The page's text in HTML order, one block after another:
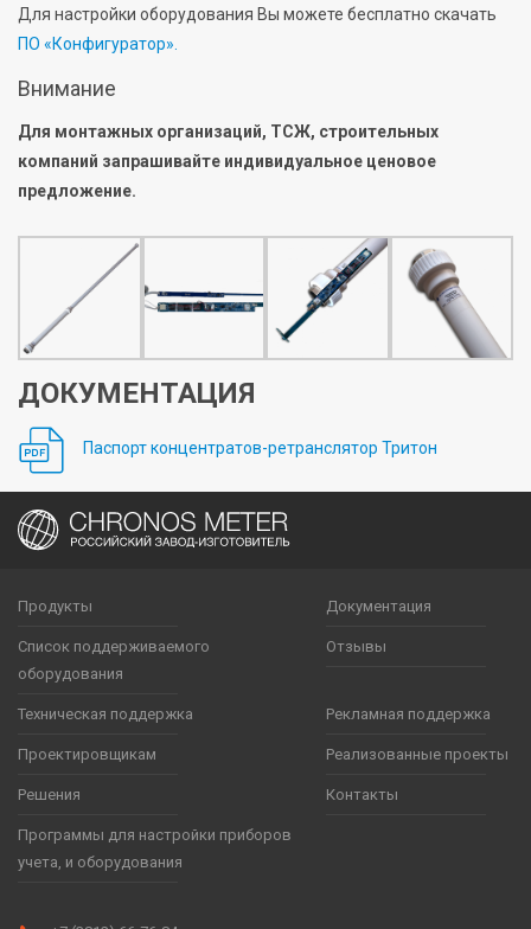
Для настройки оборудования Вы можете бесплатно скачать
ПО «Конфигуратор».
Внимание
Для монтажных организаций, ТСЖ, строительных
компаний запрашивайте индивидуальное ценовое
предложение.
ДОКУМЕНТАЦИЯ
Паспорт концентратов-ретранслятор Тритон
Продукты Документация
Список поддерживаемого
оборудования
Отзывы
Техническая поддержка Рекламная поддержка
Проектировщикам Реализованные проекты
Решения Контакты
Программы для настройки приборов
учета, и оборудования